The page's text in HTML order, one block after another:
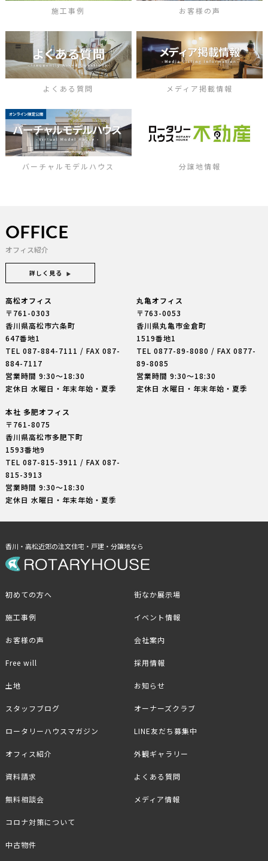
施工事例 お客様の声
よくある質問 メディア掲載情報
バーチャルモデルハウス 分譲地情報
OFFICE
オフィス紹介
詳しく見る
高松オフィス
〒761-0303
香川県高松市六条町
647番地1
TEL 087-884-7111 / FAX 087-
884-7117
営業時間 9:30〜18:30
定休日 水曜日・年末年始・夏季
丸亀オフィス
〒763-0053
香川県丸亀市金倉町
1519番地1
TEL0877-89-8080 / FAX 0877-
89-8085
営業時間 9:30〜18:30
定休日 水曜日・年末年始・夏季
本社 多肥オフィス
〒761-8075
香川県高松市多肥下町
1593番地9
TEL 087-815-3911 / FAX 087-
815-3913
営業時間 9:30〜18:30
定休日 水曜日・年末年始・夏季
香川・高松近郊の注文住宅・戸建・分譲地なら
初めての方へ
施工事例
お客様の声
Free will
土地
街なか展示場
イベント情報
会社案内
採用情報
お知らせ
スタッフブログ
ロータリーハウスマガジン
オフィス紹介
資料請求
無料相談会
オーナーズクラブ
LINE友だち募集中
外観ギャラリー
よくある質問
メディア情報
コロナ対策について
中古物件